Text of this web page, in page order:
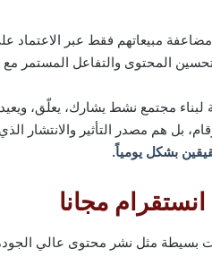
مبيعاتهم فقط عبر الاعتماد
المحتوى والتفاعل المستمر مع
لبناء مجتمع نشط يشارك، يعلّق،
بل هم مصدر التأثير والانتشار
بشكل يومياً.
انستقرام مجانا
بسيطة مثل نشر محتوى عالي